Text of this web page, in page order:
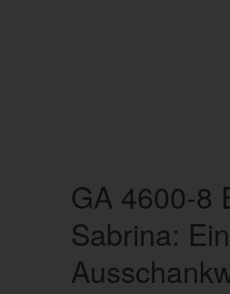
GA 4600-8
Sabrina: Ein